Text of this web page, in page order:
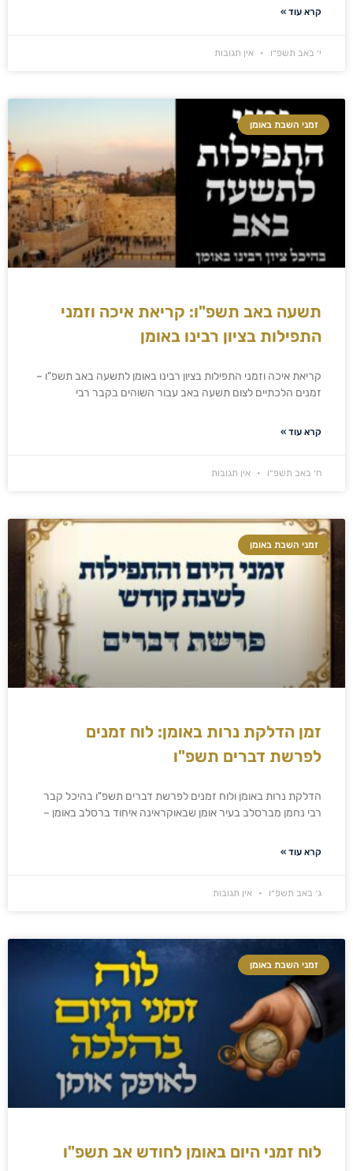
קרא עוד »
י׳ באב תשפ״ו אין תגובות
זמני השבת באומן
תשעה באב תשפ"ו: קריאת איכה וזמני
התפילות בציון רבינו באומן
קריאת איכה וזמני התפילות בציון רבינו באומן לתשעה באב תשפ"ו –
זמנים הלכתיים לצום תשעה באב עבור השוהים בקבר רבי
קרא עוד »
ח׳ באב תשפ״ו אין תגובות
זמני השבת באומן
זמן הדלקת נרות באומן: לוח זמנים
לפרשת דברים תשפ"ו
הדלקת נרות באומן ולוח זמנים לפרשת דברים תשפ"ו בהיכל קבר
רבי נחמן מברסלב בעיר אומן שבאוקראינה איחוד ברסלב באומן –
קרא עוד »
ג׳ באב תשפ״ו אין תגובות
זמני השבת באומן
לוח זמני היום באומן לחודש אב תשפ"ו